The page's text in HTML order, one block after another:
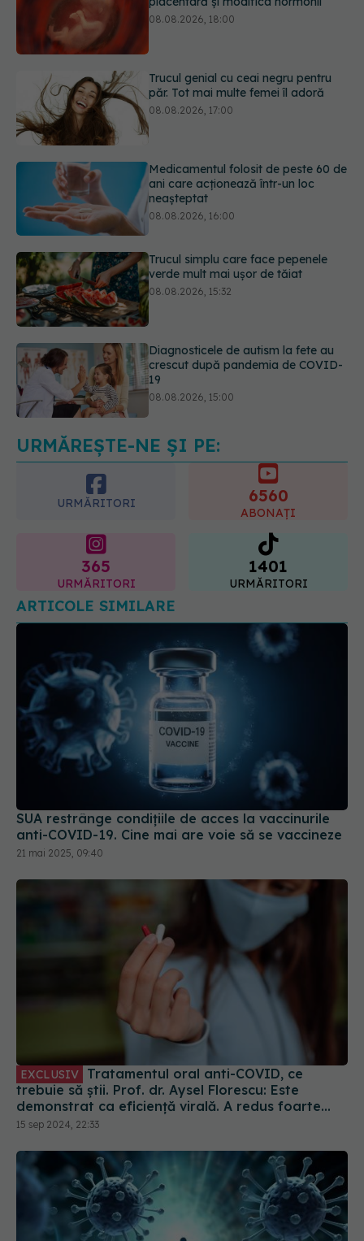
Trucul genial cu ceai negru pentru
păr. Tot mai multe femei îl adoră
Medicamentul folosit de peste 60 de
ani care acționează într-un loc
Trucul simplu care face pepenele
verde mult mai ușor de tăiat
08.08.2026, 15:32
Diagnosticele de autism la fete au
crescut după pandemia de COVID-
Microplasticele pot traversa bariera
placentară și modifica hormonii
08.08.2026, 18:00
URMĂREȘTE-NE ȘI PE:
URMĂRITORI 6560
ABONAȚI
365
URMĂRITORI
1401
URMĂRITORI
ARTICOLE SIMILARE
SUA restrânge condiţiile de acces la vaccinurile
anti-COVID-19. Cine mai are voie să se vaccineze
21 mai 2025, 09:40
EXCLUSIV
trebuie să știi. Prof. dr. Aysel Florescu: Este
demonstrat ca eficiență virală. A redus foarte
mult riscul de spitalizare
15 sep 2024, 22:33